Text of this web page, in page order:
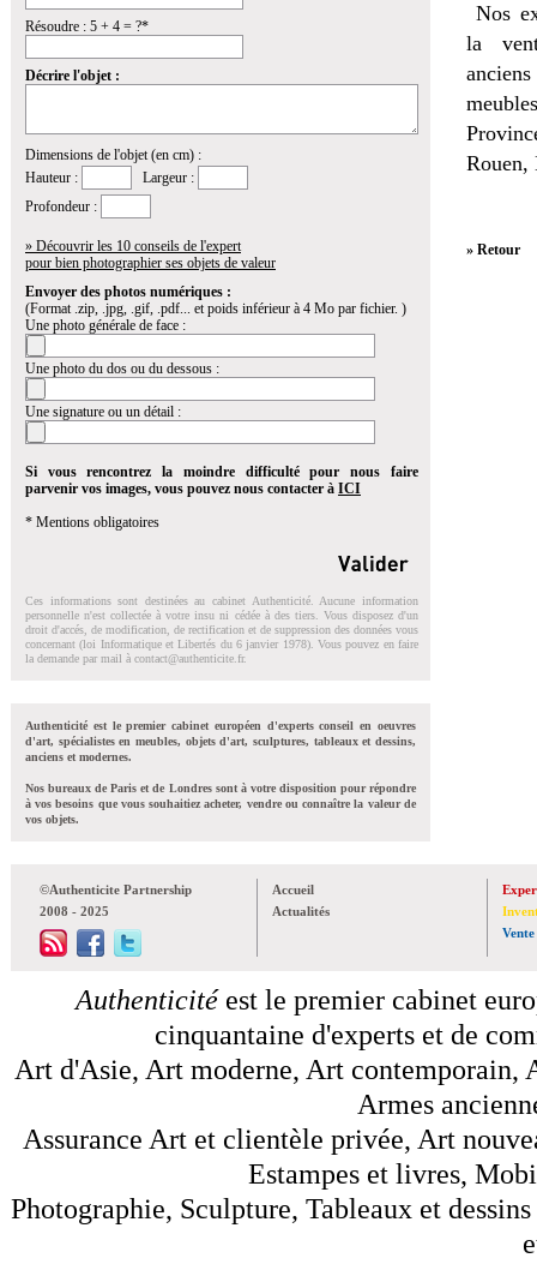
Résoudre : 5 + 4 = ?*
Décrire l'objet :
Dimensions de l'objet (en cm) :
Hauteur :
Largeur :
Profondeur :
» Découvrir les 10 conseils de l'expert
pour bien photographier ses objets de valeur
Envoyer des photos numériques :
(Format .zip, .jpg, .gif, .pdf... et poids inférieur à 4 Mo par fichier. )
Une photo générale de face :
Une photo du dos ou du dessous :
Une signature ou un détail :
Si vous rencontrez la moindre difficulté pour nous faire
parvenir vos images, vous pouvez nous contacter à ICI
* Mentions obligatoires
Ces informations sont destinées au cabinet Authenticité. Aucune information
personnelle n'est collectée à votre insu ni cédée à des tiers. Vous disposez d'un
droit d'accés, de modification, de rectification et de suppression des données vous
concernant (loi Informatique et Libertés du 6 janvier 1978). Vous pouvez en faire
la demande par mail à contact@authenticite.fr.
Authenticité est le premier cabinet européen d'experts conseil en oeuvres
d'art, spécialistes en meubles, objets d'art, sculptures, tableaux et dessins,
anciens et modernes.
Nos bureaux de Paris et de Londres sont à votre disposition pour répondre
à vos besoins que vous souhaitiez acheter, vendre ou connaître la valeur de
vos objets.
Nos
la
Rouen,
» Retour
©Authenticite Partnership
2008 - 2025
Accueil
Actualités
Vente
Authenticitéest le premier cabinet
cinquantaine d'experts et de
Art d'Asie, Art moderne, Art contemporain,
Armes
Assurance Art et clientèle privée, Art
Estampes et livres,
Photographie, Sculpture, Tableaux et